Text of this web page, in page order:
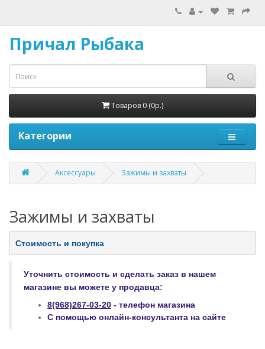
Причал Рыбака
Товаров 0 (0р.)
Категории
Аксессуары Зажимы и захваты
Зажимы и захваты
Стоимость и покупка
Уточнить стоимость и сделать заказ в нашем
магазине вы можете у продавца:
8(968)267-03-20 - телефон магазина
С помощью онлайн-консультанта на сайте